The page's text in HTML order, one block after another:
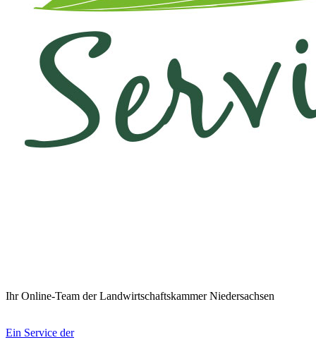
Ihr Online-Team der Landwirtschaftskammer Niedersachsen
Ein Service der